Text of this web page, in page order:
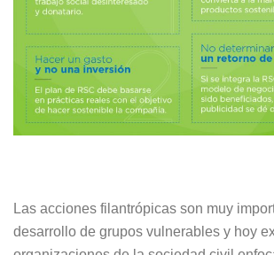
Las acciones filantrópicas son muy
desarrollo de grupos vulnerables y hoy